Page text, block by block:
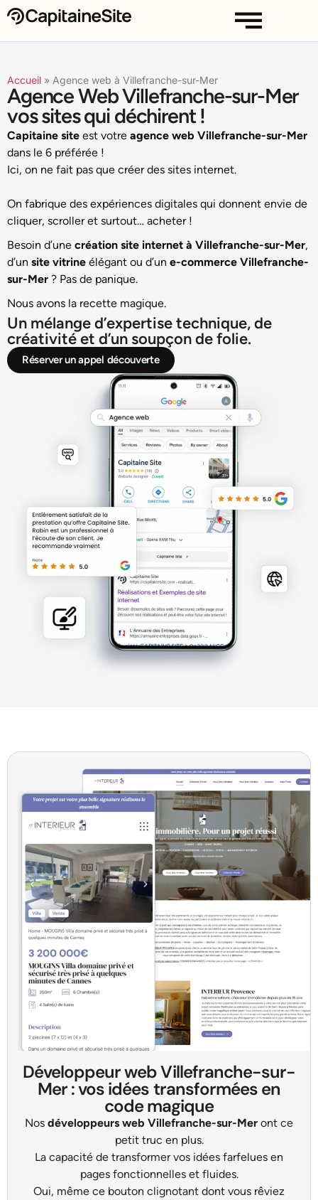
Accueil » Agence web à Villefranche-sur-Mer
Agence Web Villefranche-sur-Mer
vos sites qui déchirent !
Capitaine site est votre agence web Villefranche-sur-Mer
dans le 6 préférée !
Ici, on ne fait pas que créer des sites internet.
On fabrique des expériences digitales qui donnent envie de
cliquer, scroller et surtout… acheter !
Besoin d’une création site internet à Villefranche-sur-Mer,
d’un site vitrine élégant ou d’un e-commerce Villefranche-
sur-Mer ? Pas de panique.
Nous avons la recette magique.
Un mélange d’expertise technique, de
créativité et d’un soupçon de folie.
Réserver un appel découverte
Développeur web Villefranche-sur-
Mer : vos idées transformées en
code magique
Nos développeurs web Villefranche-sur-Mer ont ce
petit truc en plus.
La capacité de transformer vos idées farfelues en
pages fonctionnelles et fluides.
Oui, même ce bouton clignotant dont vous rêviez